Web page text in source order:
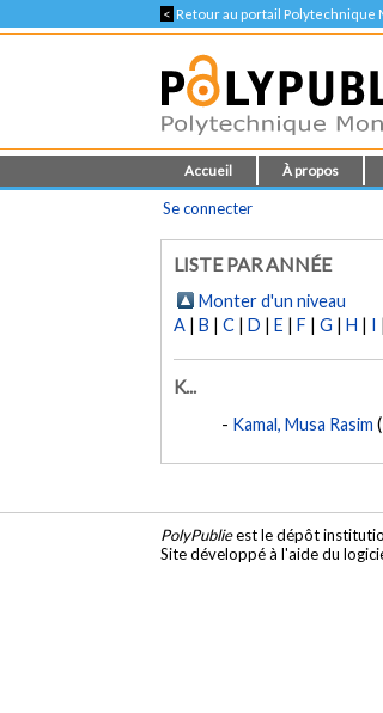
< Retour au portail Polytechnique
Accueil À propos
Se connecter
LISTE PAR ANNÉE
Monter d'un niveau
A |B |C |D |E |F |G |H | I |
K...
Kamal, Musa Rasim
PolyPublieest le dépôt
Site développé à l'aide du